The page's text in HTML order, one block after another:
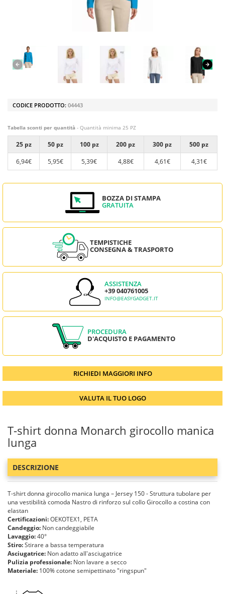
CODICE PRODOTTO: 04443
Tabella sconti per quantità - Quantità minima 25 PZ
25 pz 50 pz 100 pz 200 pz 300 pz
500 pz
6,94€
5,95€ 5,39€ 4,88€ 4,61€ 4,31€
BOZZA DI STAMPA
GRATUITA
TEMPISTICHE
CONSEGNA & TRASPORTO
ASSISTENZA
+39 040761005
INFO@EASYGADGET.IT
PROCEDURA
D'ACQUISTO E PAGAMENTO
RICHIEDI MAGGIORI INFO
VALUTA IL TUO LOGO
T-shirt donna Monarch girocollo manica
lunga
DESCRIZIONE
T-shirt donna girocollo manica lunga – Jersey 150 - Struttura tubolare per
una vestibilità comoda Nastro di rinforzo sul collo Girocollo a costina con
elastan
Certificazioni:OEKOTEX1, PETA
Candeggio: Non candeggiabile
Lavaggio:40°
Stiro:Stirare a bassa temperatura
Asciugatrice: Non adatto all'asciugatrice
Pulizia professionale: Non lavare a secco
Materiale: 100% cotone semipettinato "ringspun"